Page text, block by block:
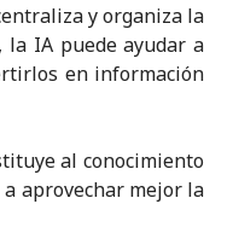
y organiza la
la IA puede ayudar a
en información
al conocimiento
aprovechar mejor la